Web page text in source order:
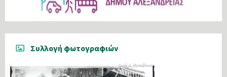
Συλλογή φωτογραφιών